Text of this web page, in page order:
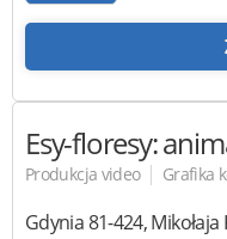
Esy-floresy:
Produkcja video | Grafika
Gdynia81-424,